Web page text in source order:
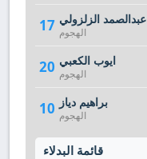
17 عبدالصمد الزلزولي
الهجوم
20 ايوب الكعبي
الهجوم
10 براهيم دياز
الهجوم
قائمة البدلاء